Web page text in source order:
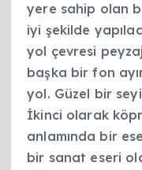
yere sahip olan
iyi şekilde
yol çevresi
başka bir fon
yol. Güzel bir
İkinci olarak
anlamında bir
bir sanat eseri